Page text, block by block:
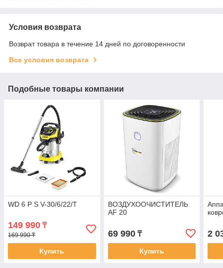
Условия возврата
Возврат товара в течение 14 дней по договоренности
Все условия возврата
Подобные товары компании
WD 6 P S V-30/6/22/T
149 990 ₸
169 990 ₸
Купить
ВОЗДУХООЧИСТИТЕЛЬ
AF 20
69 990₸
Купить
2